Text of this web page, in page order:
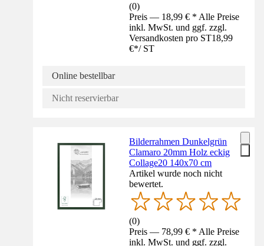
(0)
Preis — 18,99 € * Alle Preise
inkl. MwSt. und ggf. zzgl.
Versandkosten pro ST18,99
€*/ ST
Online bestellbar
Nicht reservierbar
Bilderrahmen Dunkelgrün
Clamaro 20mm Holz eckig
Collage20 140x70 cm
Artikel wurde noch nicht
bewertet.
(0)
Preis — 78,99 € * Alle Preise
inkl. MwSt. und ggf. zzgl.